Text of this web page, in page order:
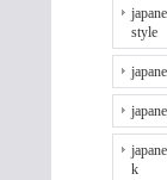
style
k